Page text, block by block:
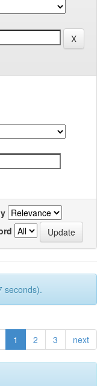
seconds).
1 2 3 next